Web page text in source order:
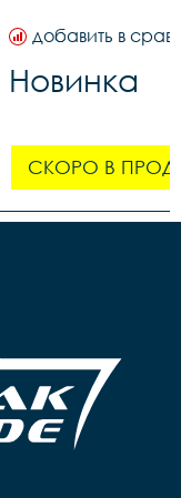
добавить в
Новинка
СКОРО В